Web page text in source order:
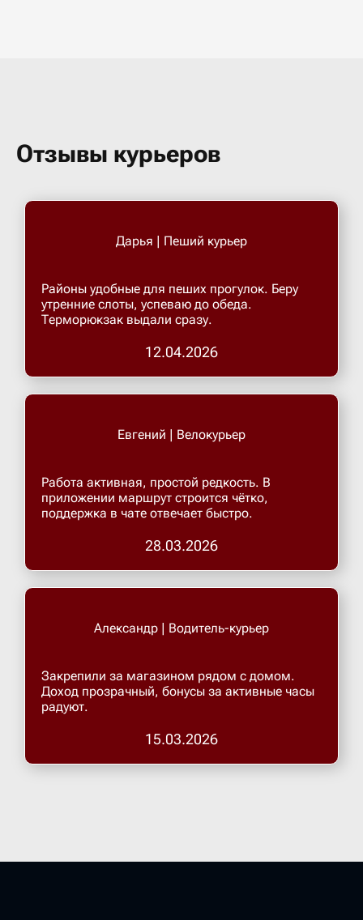
Отзывы курьеров
Дарья | Пеший курьер
Районы удобные для пеших прогулок. Беру
утренние слоты, успеваю до обеда.
Терморюкзак выдали сразу.
12.04.2026
Евгений | Велокурьер
Работа активная, простой редкость. В
приложении маршрут строится чётко,
поддержка в чате отвечает быстро.
28.03.2026
Александр | Водитель-курьер
Закрепили за магазином рядом с домом.
Доход прозрачный, бонусы за активные часы
радуют.
15.03.2026